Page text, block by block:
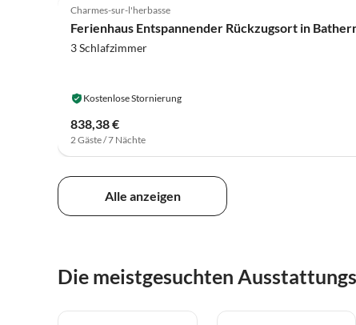
Charmes-sur-l'herbasse
Ferienhaus Entspannender Rückzugsort in
3 Schlafzimmer
Kostenlose Stornierung
838,38 €
2 Gäste / 7 Nächte
Alle anzeigen
Die meistgesuchten